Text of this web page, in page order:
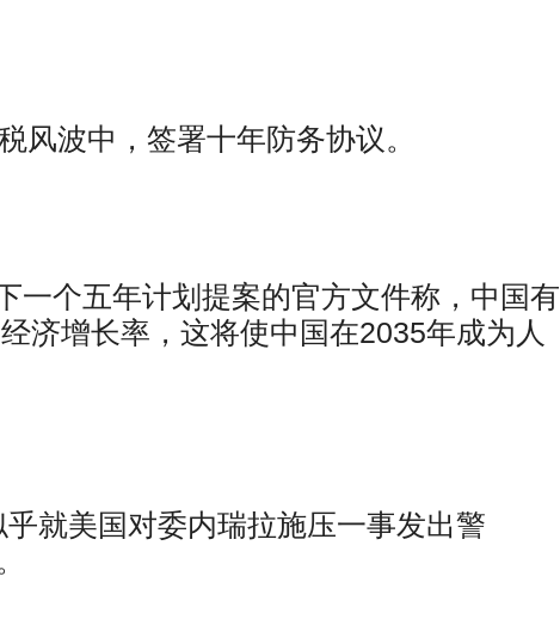
风波中，签署十年防务协议。
个五年计划提案的官方文件称，中国有
济增长率，这将使中国在2035年成为人
就美国对委内瑞拉施压一事发出警